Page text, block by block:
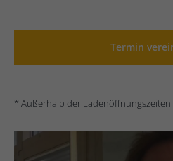
Termin
* Außerhalb der Ladenöffnungszeiten